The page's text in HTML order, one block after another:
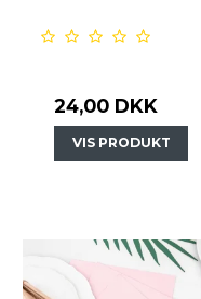
24,00 DKK
VIS PRODUKT